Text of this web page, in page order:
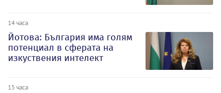
14 часа
Йотова: България има голям
потенциал в сферата на
изкуствения интелект
15 часа